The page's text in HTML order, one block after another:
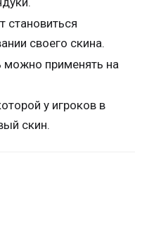
становиться
своего скина.
можно применять на
у игроков в
скин.